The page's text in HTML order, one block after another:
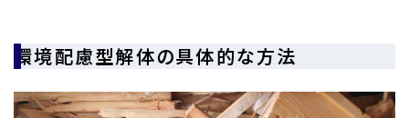
環境配慮型解体の具体的な方法